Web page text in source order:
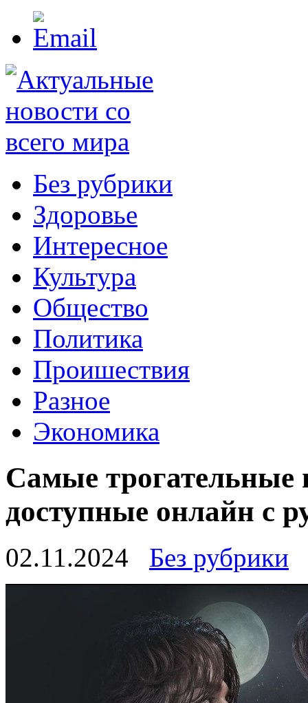
Без рубрики
Здоровье
Интересное
Культура
Общество
Политика
Проишествия
Разное
Экономика
Самые
доступные онлайн с
02.11.2024 Без рубрики